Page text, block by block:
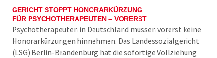
GERICHT STOPPT HONORARKÜRZUNG
FÜR PSYCHOTHERAPEUTEN – VORERST
Psychotherapeuten in Deutschland müssen vorerst keine
Honorarkürzungen hinnehmen. Das Landessozialgericht
(LSG) Berlin-Brandenburg hat die sofortige Vollziehung